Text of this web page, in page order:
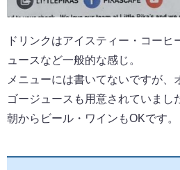
ドリンクはアイスティー・コーヒ
ュースなど一般的な感じ。
メニューには書いてないですが、
ゴージュースも用意されていまし
朝からビール・ワインもOKです。